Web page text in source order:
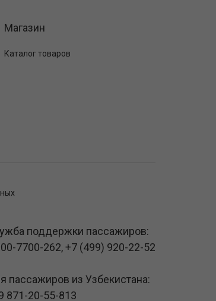
Магазин
Каталог товаров
поддержки пассажиров:
7700-262,+7 (499) 920-22-52
пассажиров из Узбекистана:
871-20-55-813